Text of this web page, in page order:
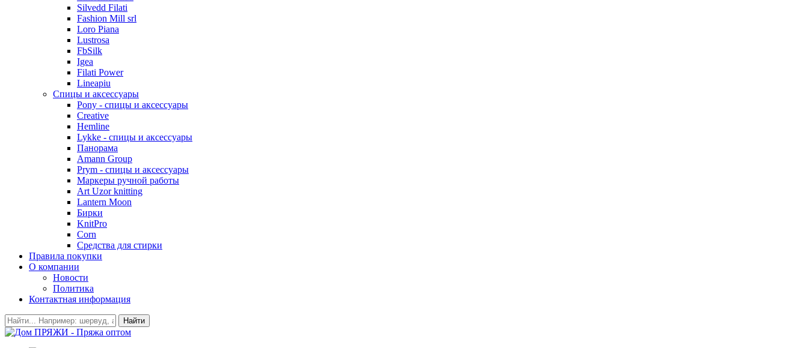
Silvedd Filati
Fashion Mill srl
Loro Piana
Lustrosa
FbSilk
Igea
Filati Power
Lineapiu
Спицы и аксессуары
Pony - спицы и аксессуары
Creative
Hemline
Lykke - спицы и аксессуары
Панорама
Amann Group
Prym - спицы и аксессуары
Маркеры ручной работы
Art Uzor knitting
Lantern Moon
Бирки
KnitPro
Corn
Средства для стирки
Правила покупки
О компании
Новости
Политика
Контактная информация
Найти